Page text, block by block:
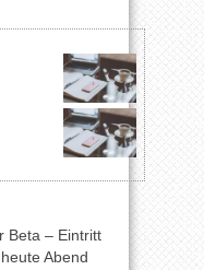
Beta – Eintritt
Abend